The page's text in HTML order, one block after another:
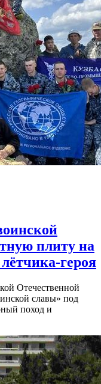
плиту на
лётчика-героя
Отечественной
славы» под
поход и